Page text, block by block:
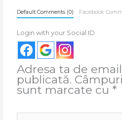
Default Comments (0) Facebook
Login with your Social ID
Adresa ta de
publicată.
sunt marcate cu *